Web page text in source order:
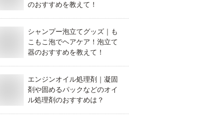
のおすすめを教えて！
シャンプー泡立てグッズ｜も
こもこ泡でヘアケア！泡立て
器のおすすめを教えて！
エンジンオイル処理剤｜凝固
剤や固めるパックなどのオイ
ル処理剤のおすすめは？